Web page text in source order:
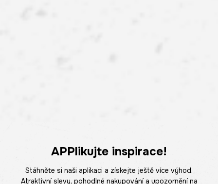
APPlikujte inspirace!
Stáhněte si naši aplikaci a získejte ještě více výhod.
Atraktivní slevy, pohodlné nakupování a upozornění na